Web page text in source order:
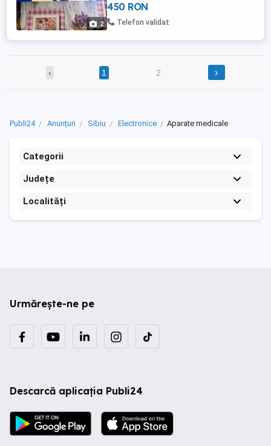
2
450 RON
Telefon validat
‹ 1 2 ›
Publi24 Anunțuri Sibiu Electronice Aparate medicale
Categorii
Județe
Localități
Urmărește-ne pe
Descarcă aplicația Publi24